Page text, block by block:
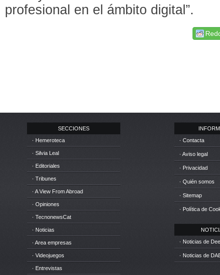
profesional en el ámbito digital”.
SECCIONES
· Hemeroteca
· Silvia Leal
· Editoriales
· Tribunes
· A View From Abroad
· Opiniones
· TecnonewsCat
· Noticias
· Area empresas
· Videojuegos
· Entrevistas
· Contacta
· Aviso legal
· Privacidad
· Quién somos
· Sitemap
· Política de
· Noticias de
· Noticias de